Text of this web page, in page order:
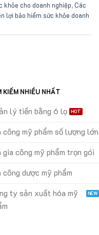
khỏe cho doanh nghiệp,Các
lợi bảo hiểm sức khỏe doanh
KIẾM NHIỀU NHẤT
lý tiền bằng 6 lọ
công mỹ phẩm số lượng lớn
gia công mỹ phẩm trọn gói
công dược mỹ phẩm
ty sản xuất hóa mỹ